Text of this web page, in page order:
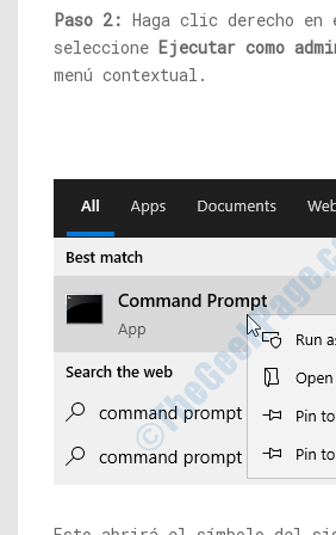
Paso 2: Haga clic derecho
seleccione Ejecutar como
menú contextual.